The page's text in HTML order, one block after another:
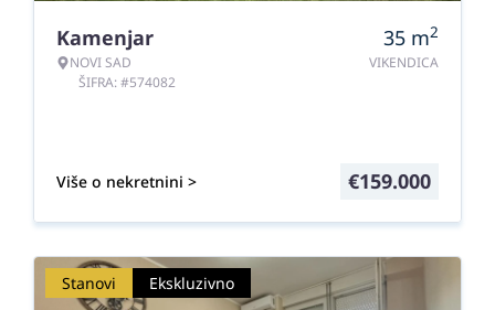
Kamenjar
NOVI SAD
ŠIFRA: #574082
35 m2
VIKENDICA
Više o nekretnini > €159.000
Stanovi Ekskluzivno